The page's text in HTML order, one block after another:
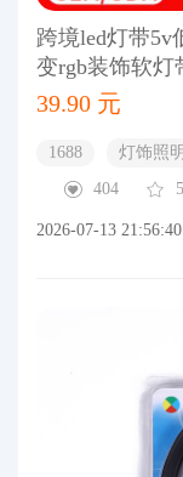
跨境led灯带5v
变rgb装饰软灯
39.90 元
1688 灯饰照明
404
2026-07-13 21:56:40